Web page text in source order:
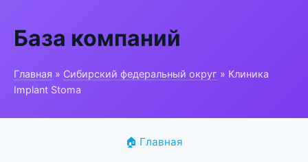
База компаний
Главная » Сибирский федеральный округ » Клиника
Implant Stoma
🏠 Главная